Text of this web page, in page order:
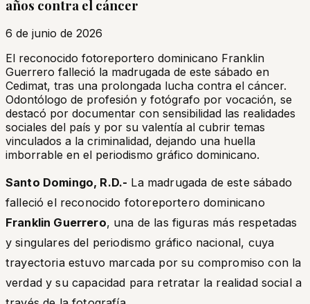
años contra el cáncer
6 de junio de 2026
El reconocido fotoreportero dominicano Franklin
Guerrero falleció la madrugada de este sábado en
Cedimat, tras una prolongada lucha contra el cáncer.
Odontólogo de profesión y fotógrafo por vocación, se
destacó por documentar con sensibilidad las realidades
sociales del país y por su valentía al cubrir temas
vinculados a la criminalidad, dejando una huella
imborrable en el periodismo gráfico dominicano.
Santo Domingo, R.D.- La madrugada de este sábado
falleció el reconocido fotoreportero dominicano
Franklin Guerrero, una de las figuras más respetadas
y singulares del periodismo gráfico nacional, cuya
trayectoria estuvo marcada por su compromiso con la
verdad y su capacidad para retratar la realidad social a